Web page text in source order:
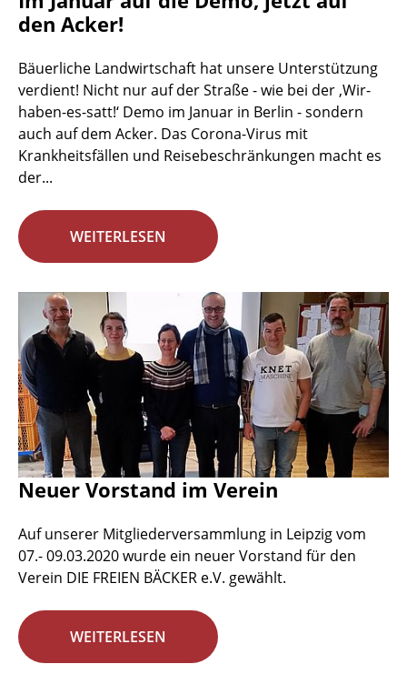
den Acker!
Bäuerliche Landwirtschaft hat unsere Unterstützung
verdient! Nicht nur auf der Straße - wie bei der ‚Wir-
haben-es-satt!‘ Demo im Januar in Berlin - sondern
auch auf dem Acker. Das Corona-Virus mit
Krankheitsfällen und Reisebeschränkungen macht es
der...
WEITERLESEN
Neuer Vorstand im Verein
Auf unserer Mitgliederversammlung in Leipzig vom
07.- 09.03.2020 wurde ein neuer Vorstand für den
Verein DIE FREIEN BÄCKER e.V. gewählt.
WEITERLESEN